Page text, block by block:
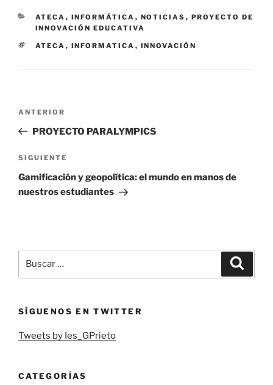
CATEGORÍAS
ATECA , INFORMÁTICA , NOTICIAS , PROYECTO DE
INNOVACIÓN EDUCATIVA
ETIQUETAS
ATECA , INFORMATICA , INNOVACIÓN
entradas
Entrada
anterior:
ANTERIOR
PROYECTO PARALYMPICS
Siguiente
entrada
SIGUIENTE
Gamificación y geopolítica: el mundo en manos de
nuestros estudiantes
por:
SÍGUENOS EN TWITTER
Tweets by Ies_GPrieto
CATEGORÍAS